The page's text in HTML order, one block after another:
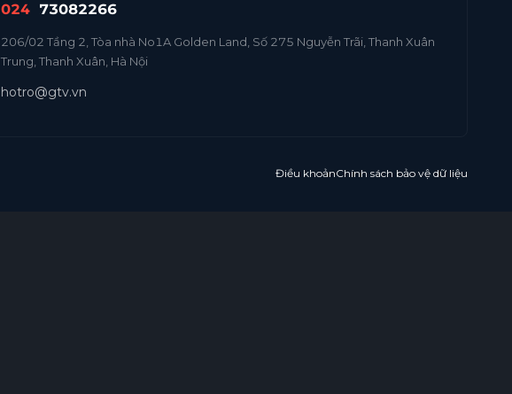
024 73082266
206/02 Tầng 2, Tòa nhà No1A Golden Land, Số 275 Nguyễn Trãi, Thanh Xuân
Trung, Thanh Xuân, Hà Nội
hotro@gtv.vn
Điều khoảnChính sách bảo vệ dữ liệu